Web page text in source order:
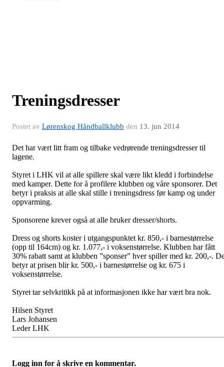
Treningsdresser
Postet av Lørenskog Håndballklubb den 13. jun 2014
Det har vært litt fram og tilbake vedrørende treningsdresser til
lagene.
Styret i LHK vil at alle spillere skal være likt kledd i forbindelse
med kamper. Dette for å profilere klubben og våre sponsorer. Det
betyr i praksis at alle skal stille i treningsdress før kamp og under
oppvarming.
Sponsorene krever også at alle bruker dresser/shorts.
Dress og shorts koster i utgangspunktet kr. 850,- i barnestørrelse
(opp til 164cm) og kr. 1.077,- i voksenstørrelse. Klubben har fått
30% rabatt samt at klubben ”sponser” hver spiller med kr. 200,-.
betyr at prisen blir kr. 500,- i barnestørrelse og kr. 675 i
voksenstørrelse.
Styret tar selvkritikk på at informasjonen ikke har vært bra nok.
Hilsen Styret
Lars Johansen
Leder LHK
Logg inn for å skrive en kommentar.